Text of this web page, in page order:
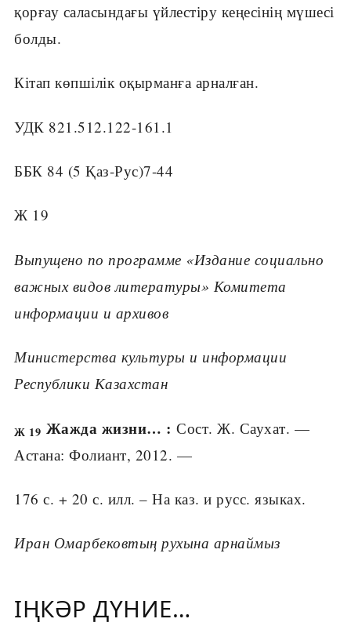
қорғау саласындағы үйлестіру кеңесінің мүшесі
болды.
Кітап көпшілік оқырманға арналған.
УДК 821.512.122-161.1
ББК 84 (5 Қаз-Рус)7-44
Ж 19
Выпущено по программе «Издание социально
важных видов литературы» Комитета
информации и архивов
Министерства культуры и информации
Республики Казахстан
Ж 19 Жажда жизни… : Сост. Ж. Саухат. —
Астана: Фолиант, 2012. —
176 с. + 20 с. илл. – На каз. и русс. языках.
Иран Омарбековтың рухына арнаймыз
ІҢКӘР ДҮНИЕ…